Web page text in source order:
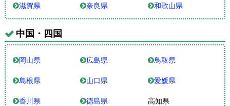
滋賀県 奈良県 和歌山県
中国・四国
岡山県 広島県 鳥取県
島根県 山口県 愛媛県
香川県 徳島県 高知県